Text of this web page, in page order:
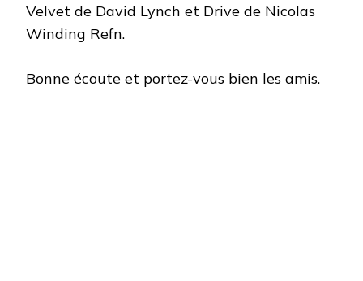
Velvet de David Lynch et Drive de Nicolas
Winding Refn.
Bonne écoute et portez-vous bien les amis.